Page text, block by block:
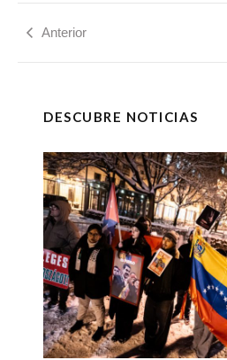
Anterior
DESCUBRE NOTICIAS